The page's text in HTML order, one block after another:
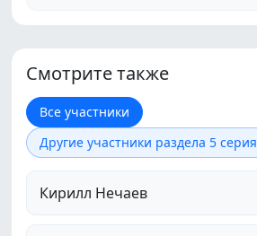
Смотрите также
Все участники
Другие участники раздела 5 серия
Кирилл Нечаев